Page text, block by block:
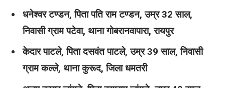
धनेश्वर टण्डन, पिता पति राम टण्डन, उम्र 32 साल,
निवासी ग्राम पटेवा, थाना गोबरानवापारा, रायपुर
केदार पाटले, पिता दसवंत पाटले, उम्र 39 साल, निवासी
ग्राम कल्ले, थाना कुरूद, जिला धमतरी